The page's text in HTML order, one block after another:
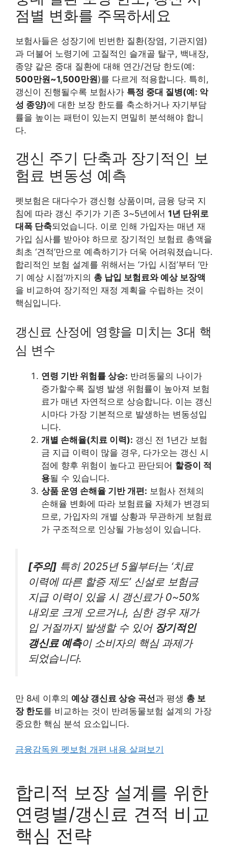
점별 변화를 주목하세요
보험사들은 성장기에 빈번한 질환(장염, 기관지염)
과 더불어 노령기에 고질적인 슬개골 탈구, 백내장,
종양 같은 중대 질환에 대해 연간/건당 한도(예:
500만원~1,500만원)를 다르게 적용합니다. 특히,
갱신이 진행될수록 보험사가 특정 중대 질병(예: 악
성 종양)에 대한 보장 한도를 축소하거나 자기부담
률을 높이는 패턴이 있는지 면밀히 분석해야 합니
다.
갱신 주기 단축과 장기적인 보
험료 변동성 예측
펫보험은 대다수가 갱신형 상품이며, 금융 당국 지
침에 따라 갱신 주기가 기존 3~5년에서 1년 단위로
대폭 단축되었습니다. 이로 인해 가입자는 매년 재
가입 심사를 받아야 하므로 장기적인 보험료 총액을
최초 ‘견적’만으로 예측하기가 더욱 어려워졌습니다.
합리적인 보험 설계를 위해서는 ‘가입 시점’부터 ‘만
기 예상 시점’까지의 총 납입 보험료와 예상 보장액
을 비교하여 장기적인 재정 계획을 수립하는 것이
핵심입니다.
갱신료 산정에 영향을 미치는 3대 핵
심 변수
연령 기반 위험률 상승: 반려동물의 나이가
증가할수록 질병 발생 위험률이 높아져 보험
료가 매년 자연적으로 상승합니다. 이는 갱신
시마다 가장 기본적으로 발생하는 변동성입
니다.
개별 손해율(치료 이력): 갱신 전 1년간 보험
금 지급 이력이 많을 경우, 다가오는 갱신 시
점에 향후 위험이 높다고 판단되어 할증이 적
용될 수 있습니다.
상품 운영 손해율 기반 개편: 보험사 전체의
손해율 변화에 따라 보험료율 자체가 변경되
므로, 가입자의 개별 상황과 무관하게 보험료
가 구조적으로 인상될 가능성이 있습니다.
[주의] 특히 2025년 5월부터는 ‘치료
이력에 따른 할증 제도’ 신설로 보험금
지급 이력이 있을 시 갱신료가 0~50%
내외로 크게 오르거나, 심한 경우 재가
입 거절까지 발생할 수 있어 장기적인
갱신료 예측이 소비자의 핵심 과제가
되었습니다.
만 8세 이후의 예상 갱신료 상승 곡선과 평생 총 보
장 한도를 비교하는 것이 반려동물보험 설계의 가장
중요한 핵심 분석 요소입니다.
금융감독원 펫보험 개편 내용 살펴보기
합리적 보장 설계를 위한
연령별/갱신료 견적 비교
핵심 전략